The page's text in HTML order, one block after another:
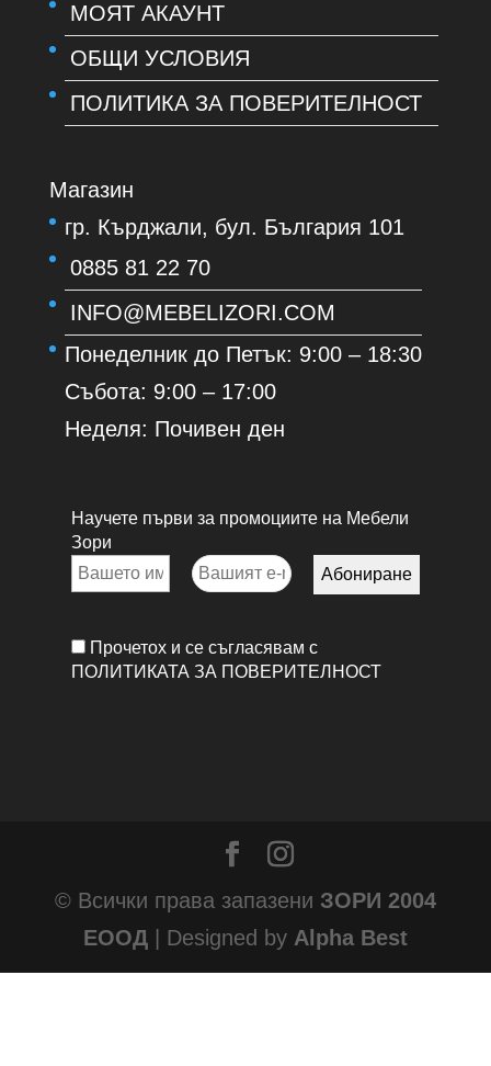
МОЯТ АКАУНТ
ОБЩИ УСЛОВИЯ
ПОЛИТИКА ЗА ПОВЕРИТЕЛНОСТ
Магазин
гр. Кърджали, бул. България 101
0885 81 22 70
INFO@MEBELIZORI.COM
Понеделник до Петък: 9:00 – 18:30
Събота: 9:00 – 17:00
Неделя: Почивен ден
Научете първи за промоциите на Мебели
Зори
Прочетох и се съгласявам с
ПОЛИТИКАТА ЗА ПОВЕРИТЕЛНОСТ
© Всички права запазени ЗОРИ 2004
ЕООД | Designed by Alpha Best